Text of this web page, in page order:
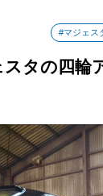
#マジェス
タの四輪